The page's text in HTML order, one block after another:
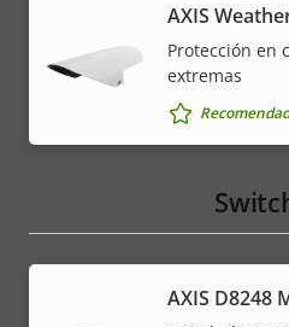
AXIS
Protección en
extremas
AXIS D8248